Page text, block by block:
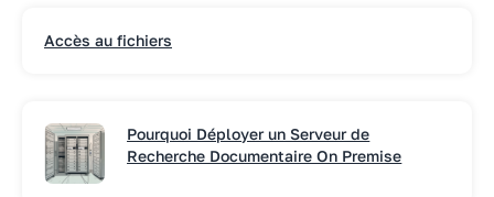
Accès au fichiers
Pourquoi Déployer un Serveur de
Recherche Documentaire On Premise